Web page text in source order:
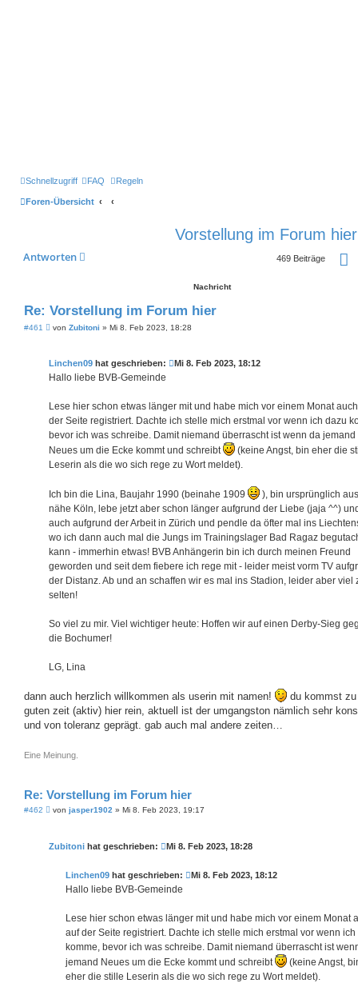
Schnellzugriff FAQ Regeln
Foren-Übersicht
Vorstellung im Forum hier
Antworten 469 Beiträge
Nachricht
Re: Vorstellung im Forum hier
#461
B
r
a
von Zubitoni » Mi 8. Feb 2023, 18:28
Linchen09 hat geschrieben: Mi 8. Feb 2023, 18:12
Hallo liebe BVB-Gemeinde
Lese hier schon etwas länger mit und habe mich vor einem Monat
der Seite registriert. Dachte ich stelle mich erstmal vor wenn ich dazu
bevor ich was schreibe. Damit niemand überrascht ist wenn da jemand
Neues um die Ecke kommt und schreibt
(keine Angst, bin eher die
Leserin als die wo sich rege zu Wort meldet).
Ich bin die Lina, Baujahr 1990 (beinahe 1909
), bin ursprünglich
nähe Köln, lebe jetzt aber schon länger aufgrund der Liebe (jaja ^^)
auch aufgrund der Arbeit in Zürich und pendle da öfter mal ins
wo ich dann auch mal die Jungs im Trainingslager Bad Ragaz
kann - immerhin etwas! BVB Anhängerin bin ich durch meinen Freund
geworden und seit dem fiebere ich rege mit - leider meist vorm TV
der Distanz. Ab und an schaffen wir es mal ins Stadion, leider aber viel
selten!
So viel zu mir. Viel wichtiger heute: Hoffen wir auf einen Derby-Sieg
die Bochumer!
LG, Lina
dann auch herzlich willkommen als userin mit namen!
du kommst zu
guten zeit (aktiv) hier rein, aktuell ist der umgangston nämlich sehr
und von toleranz geprägt. gab auch mal andere zeiten…
Eine Meinung.
Re: Vorstellung im Forum hier
#462
B
r
von jasper1902 » Mi 8. Feb 2023, 19:17
Zubitoni hat geschrieben: Mi 8. Feb 2023, 18:28
Linchen09 hat geschrieben: Mi 8. Feb 2023, 18:12
Hallo liebe BVB-Gemeinde
Lese hier schon etwas länger mit und habe mich vor einem Monat
auf der Seite registriert. Dachte ich stelle mich erstmal vor wenn ich
komme, bevor ich was schreibe. Damit niemand überrascht ist
jemand Neues um die Ecke kommt und schreibt
(keine Angst,
eher die stille Leserin als die wo sich rege zu Wort meldet).